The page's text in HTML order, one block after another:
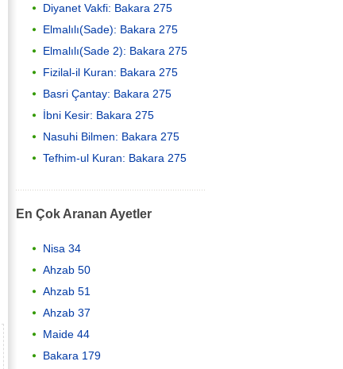
Diyanet Vakfi: Bakara 275
Elmalılı(Sade): Bakara 275
Elmalılı(Sade 2): Bakara 275
Fizilal-il Kuran: Bakara 275
Basri Çantay: Bakara 275
İbni Kesir: Bakara 275
Nasuhi Bilmen: Bakara 275
Tefhim-ul Kuran: Bakara 275
En Çok Aranan Ayetler
Nisa 34
Ahzab 50
Ahzab 51
Ahzab 37
Maide 44
Bakara 179